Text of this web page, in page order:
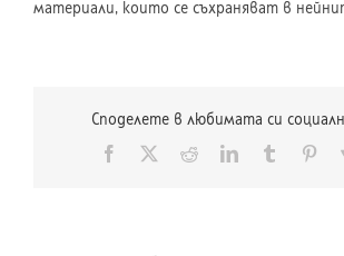
материали, които се съхраняват в
Споделете в любимата си
Facebook RedditLinkedInTumblr